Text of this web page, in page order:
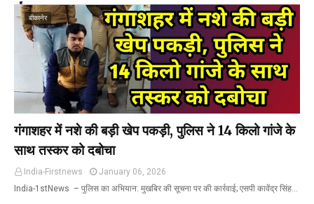
बीकानेर
गंगाशहर में नशे की बड़ी खेप पकड़ी, पुलिस ने 14 किलो गांजे के
साथ तस्कर को दबोचा
India-Firstnews
January 06, 2026
India-1stNews ​ – पुलिस का अभियान: मुखबिर की सूचना पर की कार्रवाई; एसपी कावेंद्र सिंह…